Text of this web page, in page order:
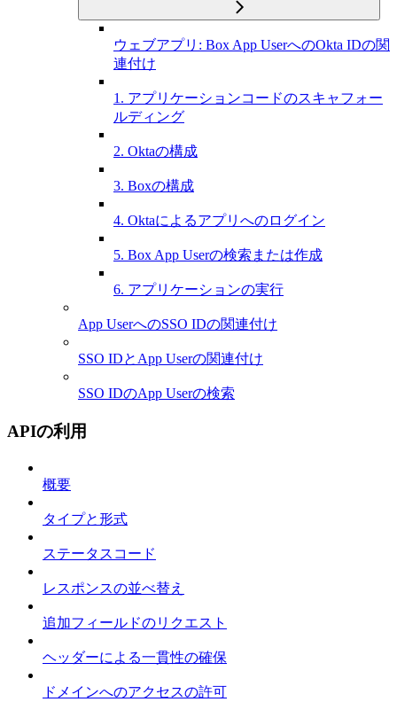
ウェブアプリ: Box App UserへのOkta IDの関
連付け
1. アプリケーションコードのスキャフォー
ルディング
2. Oktaの構成
3. Boxの構成
4. Oktaによるアプリへのログイン
5. Box App Userの検索または作成
6. アプリケーションの実行
App UserへのSSO IDの関連付け
SSO IDとApp Userの関連付け
SSO IDのApp Userの検索
APIの利用
概要
タイプと形式
ステータスコード
レスポンスの並べ替え
追加フィールドのリクエスト
ヘッダーによる一貫性の確保
ドメインへのアクセスの許可